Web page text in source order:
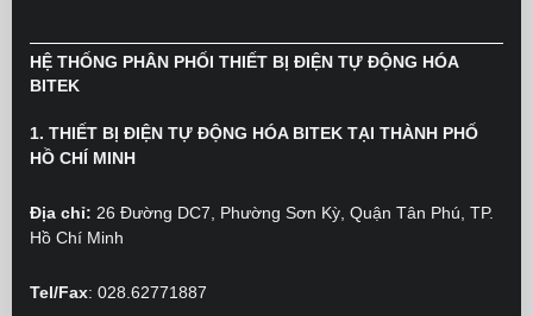
HỆ THỐNG PHÂN PHỐI THIẾT BỊ ĐIỆN TỰ ĐỘNG HÓA
BITEK
1. THIẾT BỊ ĐIỆN TỰ ĐỘNG HÓA BITEK TẠI THÀNH PHỐ
HỒ CHÍ MINH
Địa chỉ: 26 Đường DC7, Phường Sơn Kỳ, Quận Tân Phú, TP.
Hồ Chí Minh
Tel/Fax: 028.62771887